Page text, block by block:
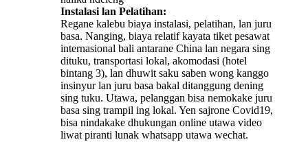
Instalasi lan Pelatihan:
Regane kalebu biaya instalasi, pelatihan, lan juru
basa. Nanging, biaya relatif kayata tiket pesawat
internasional bali antarane China lan negara sing
dituku, transportasi lokal, akomodasi (hotel
bintang 3), lan dhuwit saku saben wong kanggo
insinyur lan juru basa bakal ditanggung dening
sing tuku. Utawa, pelanggan bisa nemokake juru
basa sing trampil ing lokal. Yen sajrone Covid19,
bisa nindakake dhukungan online utawa video
liwat piranti lunak whatsapp utawa wechat.